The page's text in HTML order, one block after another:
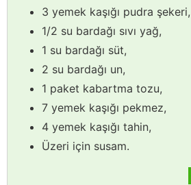
3 yemek kaşığı pudra şekeri,
1/2 su bardağı sıvı yağ,
1 su bardağı süt,
2 su bardağı un,
1 paket kabartma tozu,
7 yemek kaşığı pekmez,
4 yemek kaşığı tahin,
Üzeri için susam.